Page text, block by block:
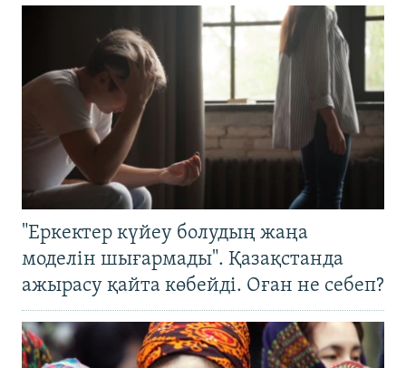
"Еркектер күйеу болудың жаңа
моделін шығармады". Қазақстанда
ажырасу қайта көбейді. Оған не себеп?